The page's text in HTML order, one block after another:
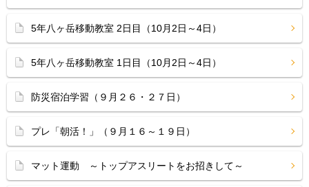
5年八ヶ岳移動教室 2日目（10月2日～4日）
5年八ヶ岳移動教室 1日目（10月2日～4日）
防災宿泊学習（９月２６・２７日）
プレ「朝活！」（９月１６～１９日）
マット運動 ～トップアスリートをお招きして～